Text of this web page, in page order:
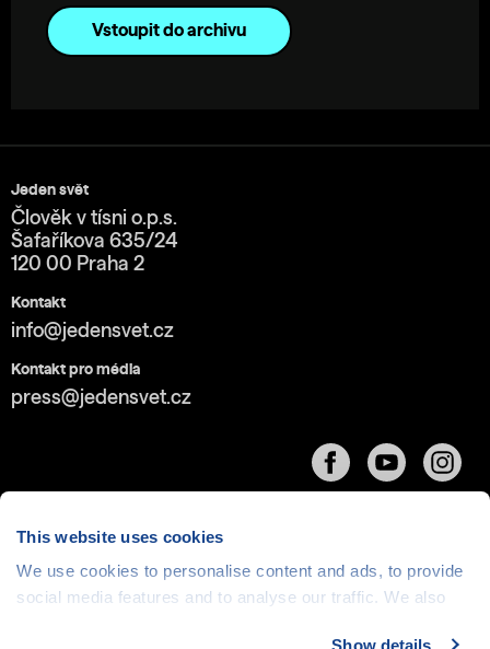
This website uses cookies
We use cookies to personalise content and ads, to provide
social media features and to analyse our traffic. We also
Show details
Vstoupit do archivu
Jeden svět
Člověk v tísni o.p.s.
Šafaříkova 635/24
120 00 Praha 2
Kontakt
info@jedensvet.cz
Kontakt pro média
press@jedensvet.cz
Cookies| © 1999-2026 Člověk v tísni o.p.s., web běží